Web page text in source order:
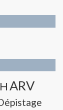
ARV